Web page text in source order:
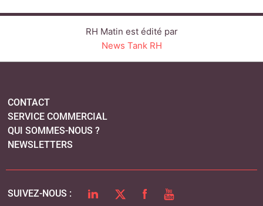
LINKEDINTWITTERFACEBOOK
MENTIONS LÉGALES
POLITIQUE DE CONFIDENTIALITÉ
COOKIES